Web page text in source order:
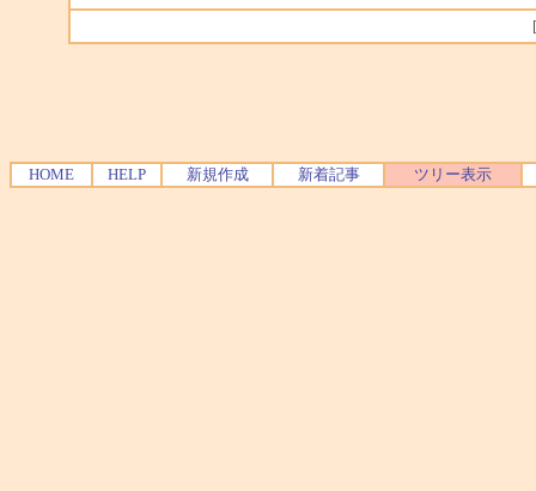
HOME HELP 新規作成 新着記事 ツリー表示